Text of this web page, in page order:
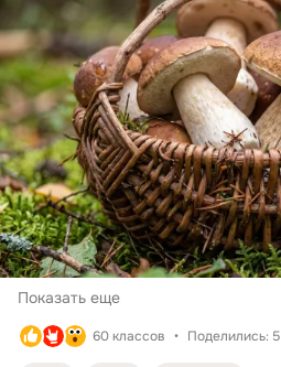
Показать еще
60 классов Поделились: 5